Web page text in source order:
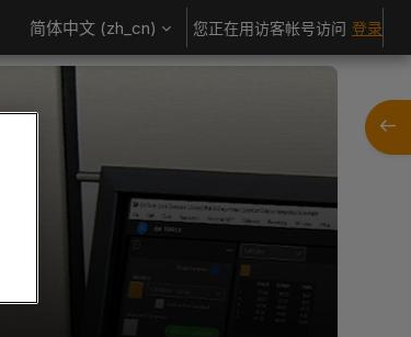
简体中文 ‎(zh_cn)‎ 您正在用访客帐号访问 登录
打开